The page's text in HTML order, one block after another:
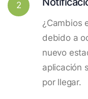
2
¿Cambios
debido a
nuevo
aplicación
por llegar.